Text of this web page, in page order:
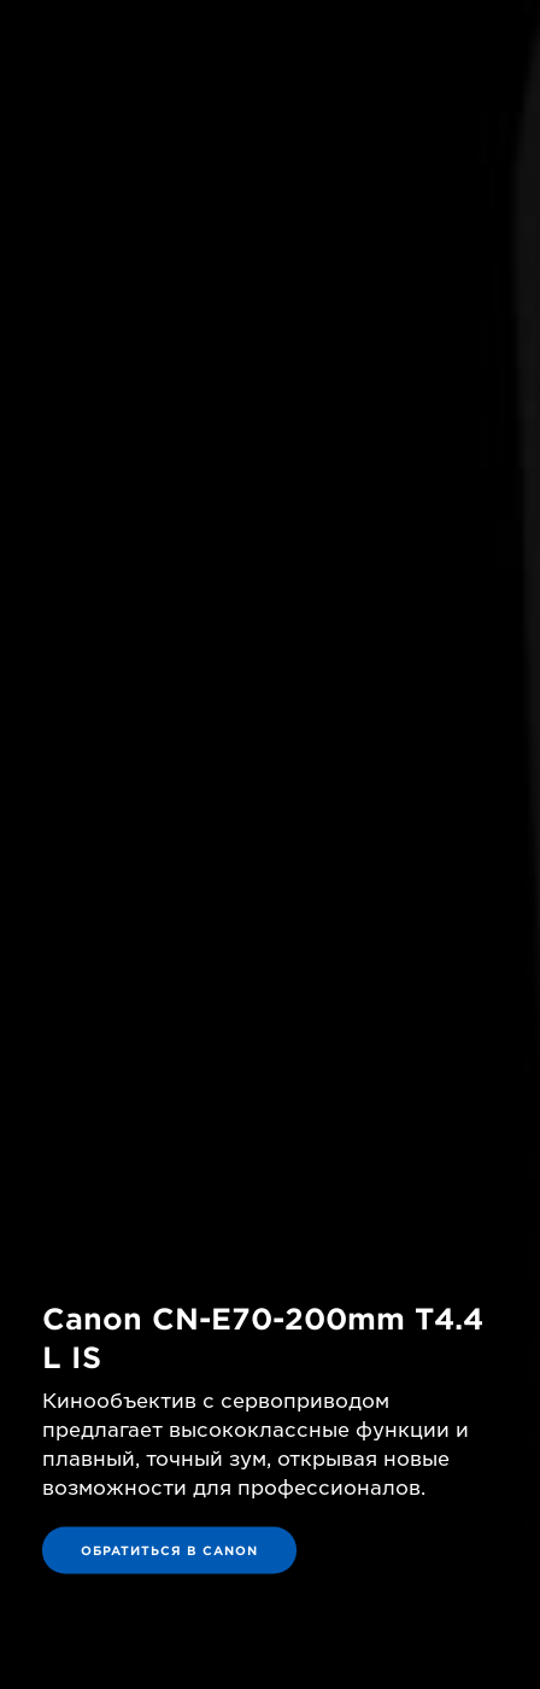
Canon CN-E70-200mm T4.4
L IS
Кинообъектив с сервоприводом
предлагает высококлассные функции и
плавный, точный зум, открывая новые
возможности для профессионалов.
ОБРАТИТЬСЯ В CANON